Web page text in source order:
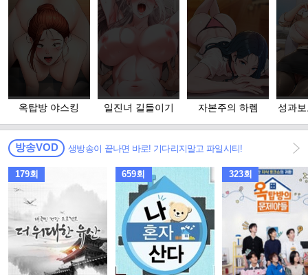
옥탑방 야스킹 일진녀 길들이기 자본주의 하렘 성과
방송VOD 생방송이 끝나면 바로! 기다리지말고 파일시티!
179회 659회 323회